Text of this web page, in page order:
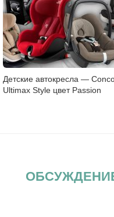
Детские автокресла —
Ultimax Style цвет Passion